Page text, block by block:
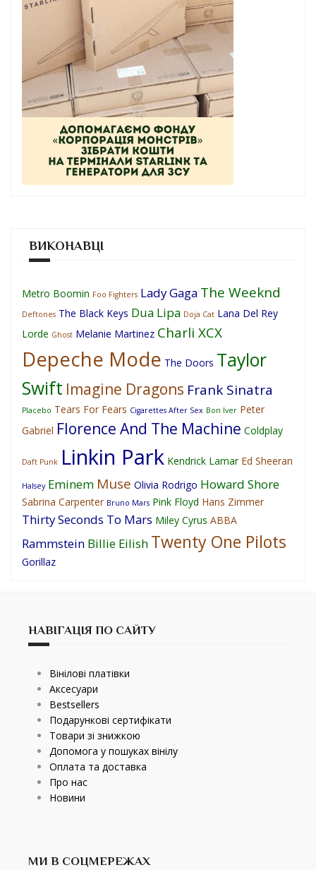
ВИКОНАВЦІ
Metro Boomin Foo Fighters Lady Gaga The Weeknd
Deftones The Black Keys Dua Lipa Doja Cat Lana Del Rey
Lorde Ghost Melanie Martinez Charli XCX
Depeche Mode The Doors Taylor
Swift Imagine Dragons Frank Sinatra
Placebo Tears For Fears Cigarettes After Sex Bon Iver Peter
Gabriel Florence And The Machine Coldplay
Daft Punk Linkin Park Kendrick Lamar Ed Sheeran
Halsey Eminem Muse Olivia Rodrigo Howard Shore
Sabrina Carpenter Bruno Mars Pink Floyd Hans Zimmer
Thirty Seconds To Mars Miley Cyrus ABBA
Rammstein Billie Eilish Twenty One Pilots
Gorillaz
НАВІГАЦІЯ ПО САЙТУ
Вінілові платівки
Аксесуари
Bestsellers
Подарункові сертифікати
Товари зі знижкою
Допомога у пошуках вінілу
Оплата та доставка
Про нас
Новини
МИ В СОЦМЕРЕЖАХ